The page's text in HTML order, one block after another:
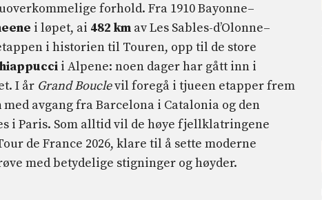
forhold. Fra 1910 Bayonne–
i løpet, ai 482 km av Les Sables-d’Olonne–
i historien til Touren, opp til de store
i Alpene: noen dager har gått inn i
I år Grand Bouclevil foregå i tjueen etapper frem
med avgang fra Barcelona i Catalonia og den
i Paris. Som alltid vil de høye fjellklatringene
de France 2026, klare til å sette moderne
med betydelige stigninger og høyder.